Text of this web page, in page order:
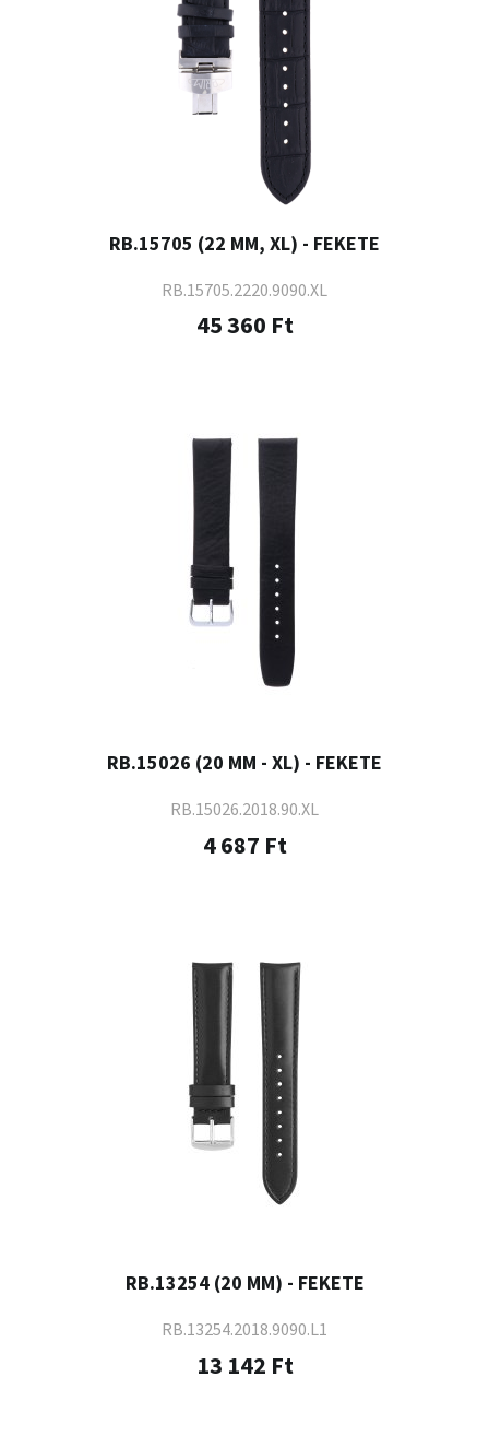
RB.15705 (22 MM, XL) - FEKETE
RB.15705.2220.9090.XL
45 360 Ft
RB.15026 (20 MM - XL) - FEKETE
RB.15026.2018.90.XL
4 687 Ft
RB.13254 (20 MM) - FEKETE
RB.13254.2018.9090.L1
13 142 Ft